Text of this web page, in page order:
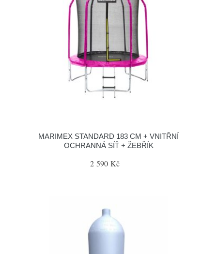
MARIMEX STANDARD 183 CM + VNITŘNÍ
OCHRANNÁ SÍŤ + ŽEBŘÍK
2 590 Kč